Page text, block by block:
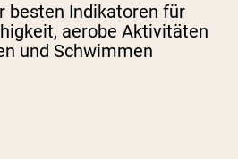
besten Indikatoren für
aerobe Aktivitäten
und Schwimmen